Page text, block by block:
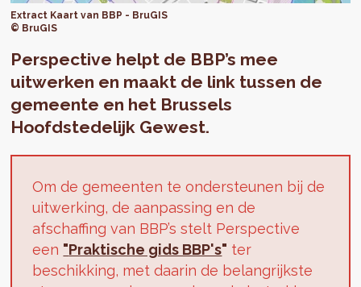
Extract Kaart van BBP - BruGIS
© BruGIS
Perspective helpt de BBP’s mee
uitwerken en maakt de link tussen de
gemeente en het Brussels
Hoofdstedelijk Gewest.
Om de gemeenten te ondersteunen bij de
uitwerking, de aanpassing en de
afschaffing van BBP’s stelt Perspective
een "Praktische gids BBP's" ter
beschikking, met daarin de belangrijkste